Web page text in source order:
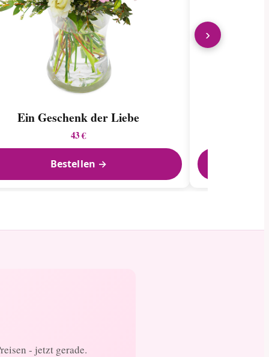
Ein Geschenk der Liebe
43 €
Bestellen →
›
- jetzt gerade.